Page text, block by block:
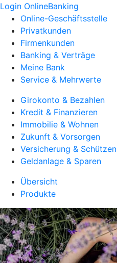
Login OnlineBanking
Online-Geschäftsstelle
Privatkunden
Firmenkunden
Banking & Verträge
Meine Bank
Service & Mehrwerte
Girokonto & Bezahlen
Kredit & Finanzieren
Immobilie & Wohnen
Zukunft & Vorsorgen
Versicherung & Schützen
Geldanlage & Sparen
Übersicht
Produkte